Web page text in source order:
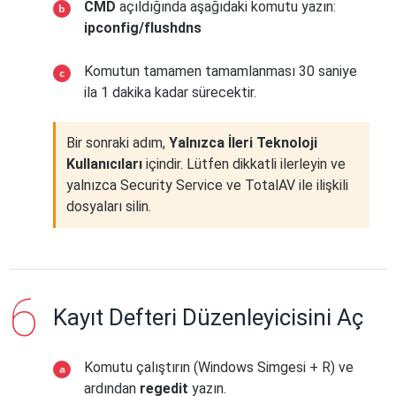
CMD açıldığında aşağıdaki komutu yazın:
ipconfig/flushdns
Komutun tamamen tamamlanması 30 saniye
ila 1 dakika kadar sürecektir.
Bir sonraki adım, Yalnızca İleri Teknoloji
Kullanıcıları içindir. Lütfen dikkatli ilerleyin ve
yalnızca Security Service ve TotalAV ile ilişkili
dosyaları silin.
Kayıt Defteri Düzenleyicisini Aç
Komutu çalıştırın (Windows Simgesi + R) ve
ardından regedit yazın.